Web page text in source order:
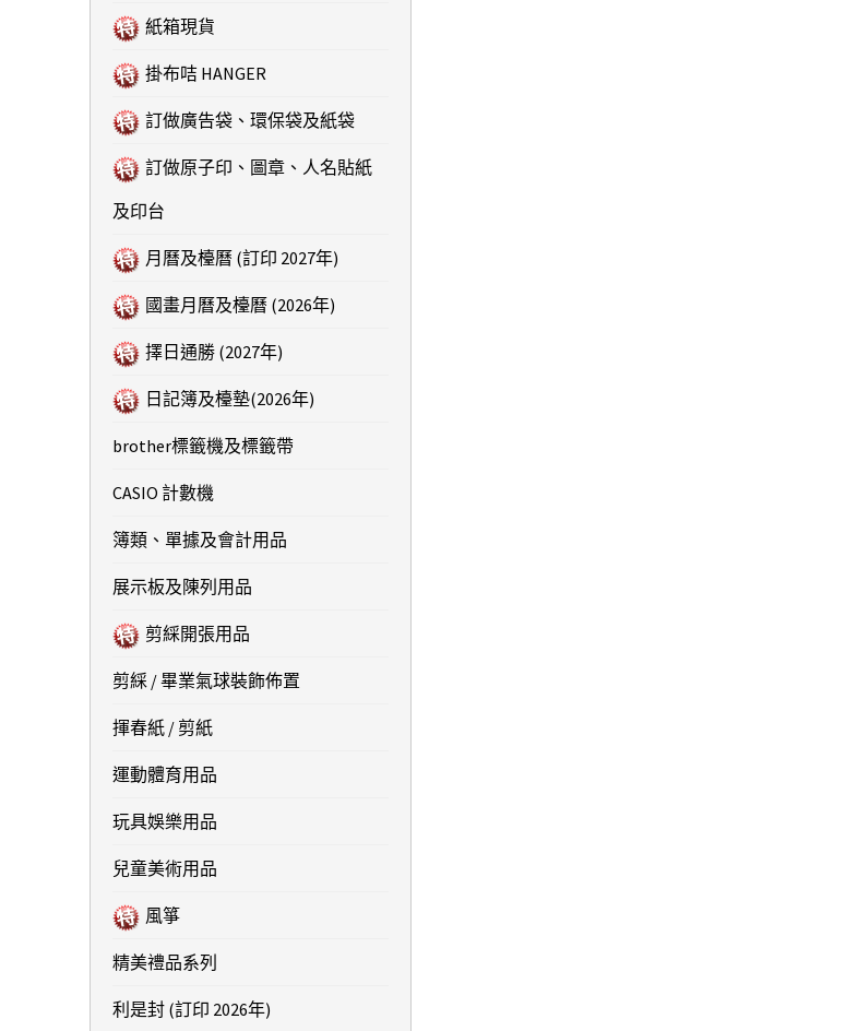
紙箱現貨
掛布咭 HANGER
訂做廣告袋、環保袋及紙袋
訂做原子印、圖章、人名貼紙
及印台
月曆及檯曆 (訂印 2027年)
國畫月曆及檯曆 (2026年)
擇日通勝 (2027年)
日記簿及檯墊(2026年)
brother標籤機及標籤帶
CASIO 計數機
簿類、單據及會計用品
展示板及陳列用品
剪綵開張用品
剪綵 / 畢業氣球裝飾佈置
揮春紙 / 剪紙
運動體育用品
玩具娛樂用品
兒童美術用品
風箏
精美禮品系列
利是封 (訂印 2026年)